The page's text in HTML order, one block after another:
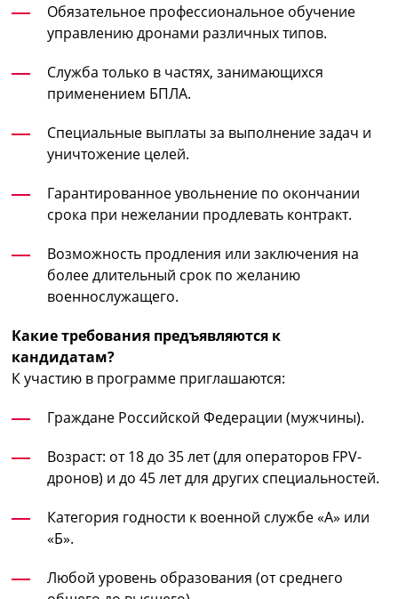
Обязательное профессиональное обучение
управлению дронами различных типов.
Служба только в частях, занимающихся
применением БПЛА.
Специальные выплаты за выполнение задач и
уничтожение целей.
Гарантированное увольнение по окончании
срока при нежелании продлевать контракт.
Возможность продления или заключения на
более длительный срок по желанию
военнослужащего.
Какие требования предъявляются к
кандидатам?
К участию в программе приглашаются:
Граждане Российской Федерации (мужчины).
Возраст: от 18 до 35 лет (для операторов FPV-
дронов) и до 45 лет для других специальностей.
Категория годности к военной службе «А» или
«Б».
Любой уровень образования (от среднего